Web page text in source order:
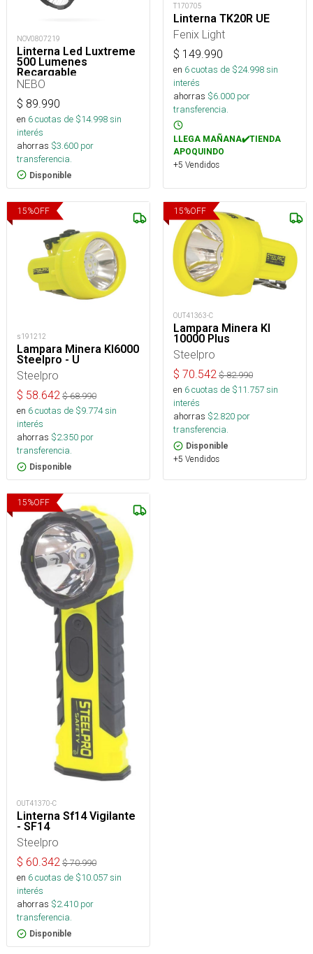
NOV0807219
Linterna Led Luxtreme
500 Lumenes
Recargable
NEBO
$ 89.990
en 6cuotas de $14.998sin
interés
ahorras $3.600 por
transferencia.
Disponible
T170705
Linterna TK20R UE
Fenix Light
$ 149.990
en 6cuotas de $24.998sin
interés
ahorras $6.000 por
transferencia.
LLEGA MAÑANA✔️TIENDA
APOQUINDO
+5 Vendidos
15%OFF
s191212
Lampara Minera Kl6000
Steelpro - U
Steelpro
$ 58.642 $68.990
en 6cuotas de $9.774sin
interés
ahorras $2.350 por
transferencia.
Disponible
15%OFF
OUT41363-C
Lampara Minera Kl
10000 Plus
Steelpro
$ 70.542 $82.990
en 6cuotas de $11.757sin
interés
ahorras $2.820 por
transferencia.
Disponible
+5 Vendidos
15%OFF
OUT41370-C
Linterna Sf14 Vigilante
- SF14
Steelpro
$ 60.342 $70.990
en 6cuotas de $10.057sin
interés
ahorras $2.410 por
transferencia.
Disponible